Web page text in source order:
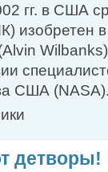
гг. в США
в
США
детворы!